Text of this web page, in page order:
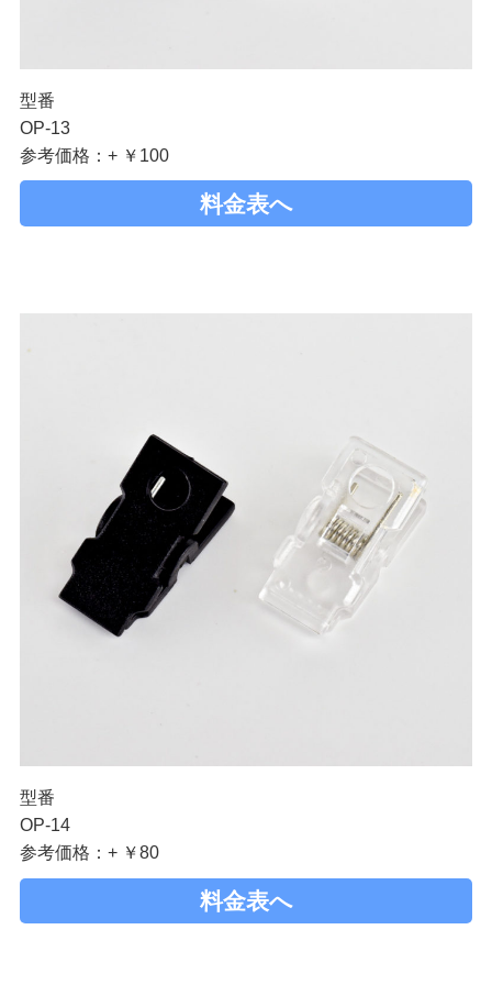
型番
OP-13
参考価格：+ ￥100
料金表へ
型番
OP-14
参考価格：+ ￥80
料金表へ